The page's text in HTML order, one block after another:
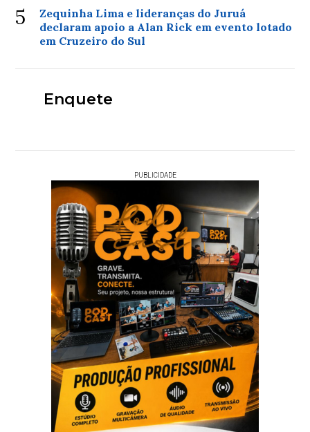
5
Zequinha Lima e lideranças do Juruá
declaram apoio a Alan Rick em evento lotado
em Cruzeiro do Sul
Enquete
PUBLICIDADE